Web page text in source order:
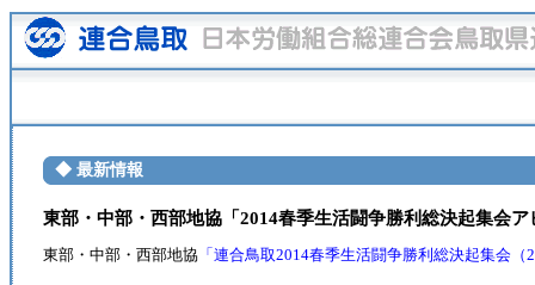
◆ 最新情報
東部・中部・西部地協「2014春季生活闘争勝利総決起集会ア
東部・中部・西部地協 「連合鳥取2014春季生活闘争勝利総決起集会（